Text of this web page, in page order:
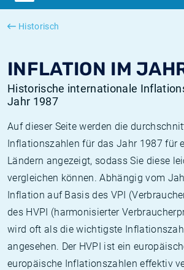
Historisch
INFLATION IM
Historische internationale
Jahr 1987
Auf dieser Seite werden die
Inflationszahlen für das Jahr 1987 für
Ländern angezeigt, sodass Sie diese
vergleichen können. Abhängig vom
Inflation auf Basis des VPI
des HVPI (harmonisierter
wird oft als die wichtigste
angesehen. Der HVPI ist ein
europäische Inflationszahlen effektiv
SONIA
Europäische inflation
Historische SONIA-Sätze